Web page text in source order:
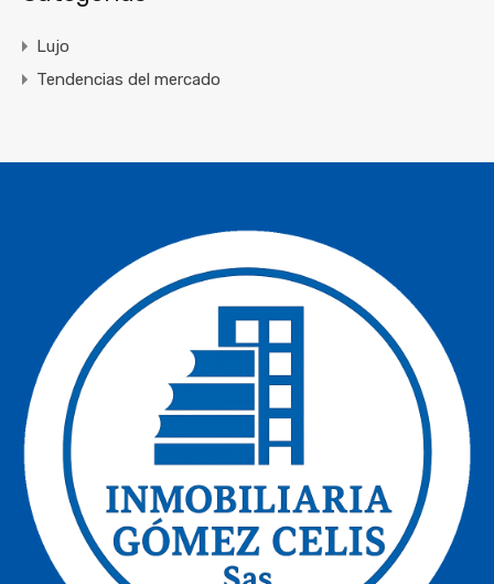
Lujo
Tendencias del mercado